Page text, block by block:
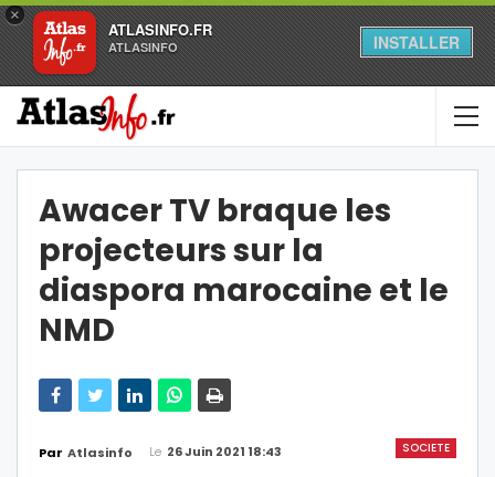
×
ATLASINFO.FR
ATLASINFO INSTALLER
Awacer TV braque les
projecteurs sur la
diaspora marocaine et le
NMD
SOCIETE
Par Atlasinfo Le 26 Juin 2021 18:43